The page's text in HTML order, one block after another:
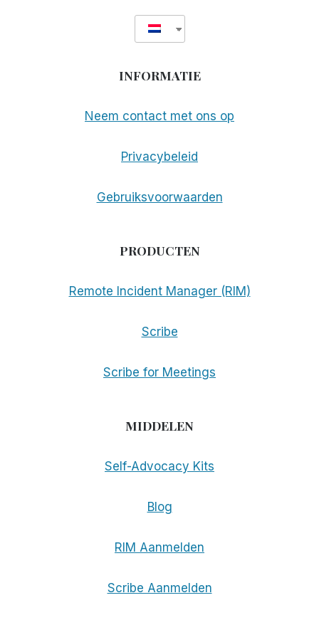
INFORMATIE
Neem contact met ons op
Privacybeleid
Gebruiksvoorwaarden
PRODUCTEN
Remote Incident Manager (RIM)
Scribe
Scribe for Meetings
MIDDELEN
Self-Advocacy Kits
Blog
RIM Aanmelden
Scribe Aanmelden